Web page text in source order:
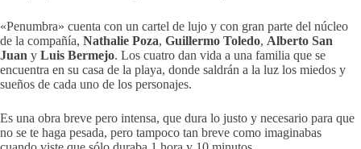
«Penumbra» cuenta con un cartel de lujo y con gran parte del núcleo
de la compañía, Nathalie Poza, Guillermo Toledo, Alberto San
Juan y Luis Bermejo. Los cuatro dan vida a una familia que se
encuentra en su casa de la playa, donde saldrán a la luz los miedos y
sueños de cada uno de los personajes.
Es una obra breve pero intensa, que dura lo justo y necesario para que
no se te haga pesada, pero tampoco tan breve como imaginabas